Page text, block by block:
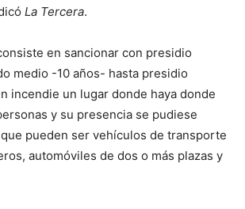
La Tercera.
en sancionar con presidio
medio -10 años- hasta presidio
incendie un lugar donde haya donde
y su presencia se pudiese
pueden ser vehículos de transporte
automóviles de dos o más plazas y